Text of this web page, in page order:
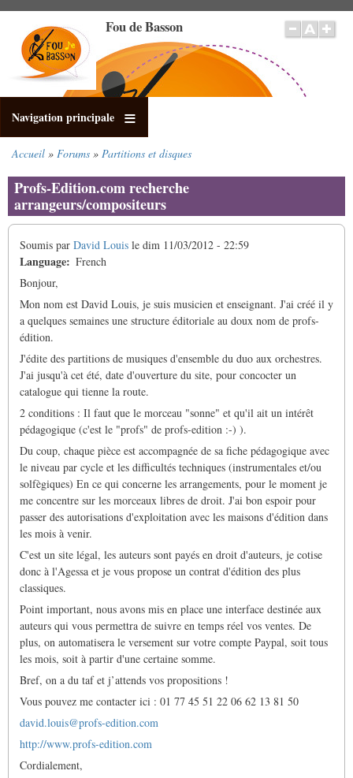
contenu
principal
Fou de Basson
Navigation principale
d'Ariane
Accueil Forums Partitions et disques
Profs-Edition.com recherche
arrangeurs/compositeurs
Soumis par David Louis le dim 11/03/2012 - 22:59
Language
French
Bonjour,
Mon nom est David Louis, je suis musicien et enseignant. J'ai créé il y
a quelques semaines une structure éditoriale au doux nom de profs-
édition.
J'édite des partitions de musiques d'ensemble du duo aux orchestres.
J'ai jusqu'à cet été, date d'ouverture du site, pour concocter un
catalogue qui tienne la route.
2 conditions : Il faut que le morceau "sonne" et qu'il ait un intérêt
pédagogique (c'est le "profs" de profs-edition :-) ).
Du coup, chaque pièce est accompagnée de sa fiche pédagogique avec
le niveau par cycle et les difficultés techniques (instrumentales et/ou
solfègiques) En ce qui concerne les arrangements, pour le moment je
me concentre sur les morceaux libres de droit. J'ai bon espoir pour
passer des autorisations d'exploitation avec les maisons d'édition dans
les mois à venir.
C'est un site légal, les auteurs sont payés en droit d'auteurs, je cotise
donc à l'Agessa et je vous propose un contrat d'édition des plus
classiques.
Point important, nous avons mis en place une interface destinée aux
auteurs qui vous permettra de suivre en temps réel vos ventes. De
plus, on automatisera le versement sur votre compte Paypal, soit tous
les mois, soit à partir d'une certaine somme.
Bref, on a du taf et j’attends vos propositions !
Vous pouvez me contacter ici : 01 77 45 51 22 06 62 13 81 50
david.louis@profs-edition.com
http://www.profs-edition.com
Cordialement,